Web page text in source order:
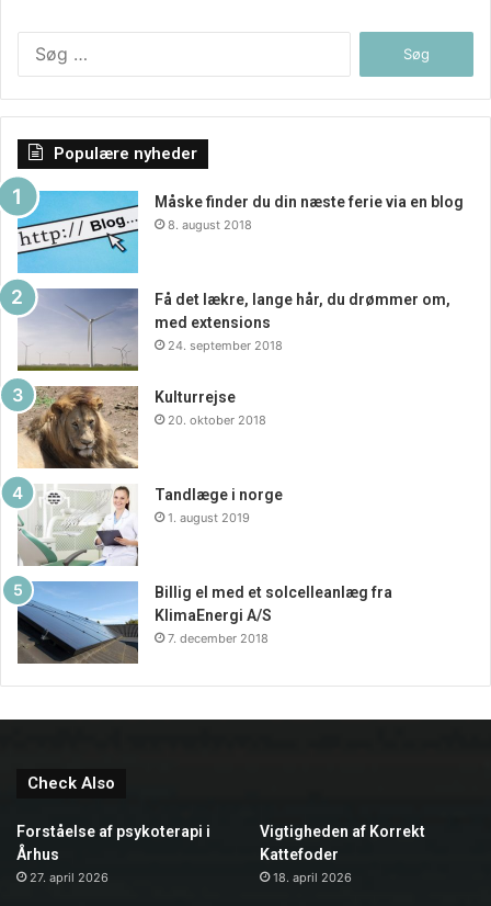
Populære nyheder
Måske finder du din næste ferie via en blog
8. august 2018
Få det lækre, lange hår, du drømmer om,
med extensions
24. september 2018
Kulturrejse
20. oktober 2018
Tandlæge i norge
1. august 2019
Billig el med et solcelleanlæg fra
KlimaEnergi A/S
7. december 2018
Check Also
Forståelse af psykoterapi i
Århus
27. april 2026
Vigtigheden af Korrekt
Kattefoder
18. april 2026